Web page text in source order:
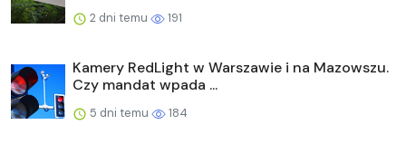
2 dni temu 191
Kamery RedLight w Warszawie i na Mazowszu.
Czy mandat wpada ...
5 dni temu 184